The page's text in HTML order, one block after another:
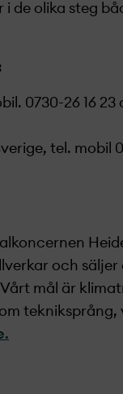
de olika steg
0730-26 16 23
tel. mobil
och
mål är